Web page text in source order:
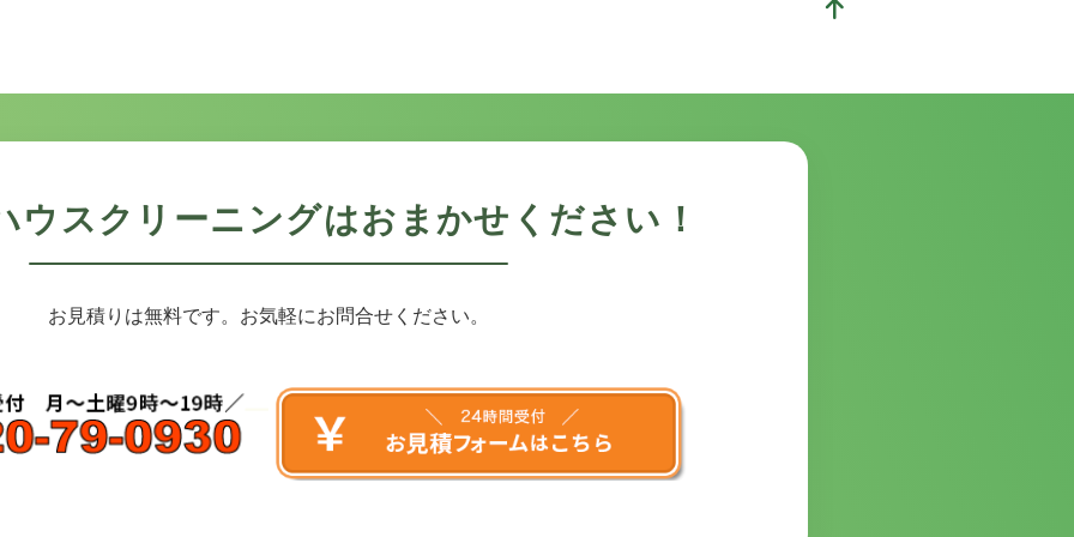
ウスクリーニングはおまかせください！
お見積りは無料です。お気軽にお問合せください。